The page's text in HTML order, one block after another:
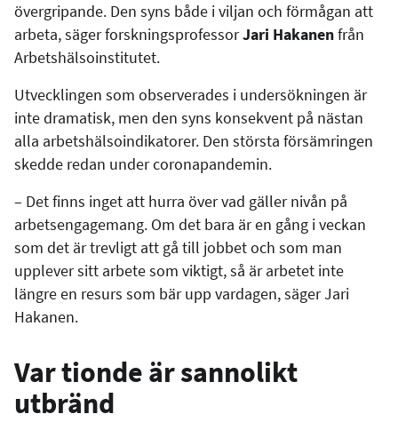
övergripande. Den syns både i viljan och förmågan att
arbeta, säger forskningsprofessorJari Hakanenfrån
Arbetshälsoinstitutet.
Utvecklingen som observerades i undersökningen är
inte dramatisk, men den syns konsekvent på nästan
alla arbetshälsoindikatorer. Den största försämringen
skedde redan under coronapandemin.
– Det finns inget att hurra över vad gäller nivån på
arbetsengagemang. Om det bara är en gång i veckan
som det är trevligt att gå till jobbet och som man
upplever sitt arbete som viktigt, så är arbetet inte
längre en resurs som bär upp vardagen, säger Jari
Hakanen.
Var tionde är sannolikt
utbränd